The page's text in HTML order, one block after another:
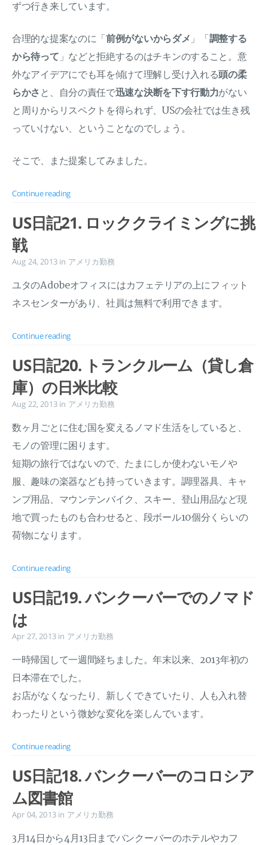
ずつ行き来しています。
合理的な提案なのに「 前例がないからダメ 」「 調整する
から待って 」などと拒絶するのはチキンのすること。意
外なアイデアにでも耳を傾けて理解し受け入れる頭の柔
らかさ と、自分の責任で迅速な決断を下す行動力がない
と周りからリスペクトを得られず、USの会社では生き残
っていけない、ということなのでしょう。
そこで、また提案してみました。
Continue reading
US日記21. ロッククライミングに挑
戦
Aug 24, 2013 in アメリカ勤務
ユタのAdobeオフィスにはカフェテリアの上にフィット
ネスセンターがあり、社員は無料で利用できます。
Continue reading
US日記20. トランクルーム（貸し倉
庫）の日米比較
Aug 22, 2013 in アメリカ勤務
数ヶ月ごとに住む国を変えるノマド生活をしていると、
モノの管理に困ります。
短期の旅行ではないので、たまにしか使わないモノや
服、趣味の楽器なども持っていきます。調理器具、キャ
ンプ用品、マウンテンバイク、スキー、登山用品など現
地で買ったものも合わせると、段ボール10個分くらいの
荷物になります。
Continue reading
US日記19. バンクーバーでのノマド
は
Apr 27, 2013 in アメリカ勤務
一時帰国して一週間経ちました。年末以来、2013年初の
日本滞在でした。
お店がなくなったり、新しくできていたり、人も入れ替
わったりという微妙な変化を楽しんでいます。
Continue reading
US日記18. バンクーバーのコロシア
ム図書館
Apr 04, 2013 in アメリカ勤務
3月14日から4月13日までバンクーバーのホテルやカフ